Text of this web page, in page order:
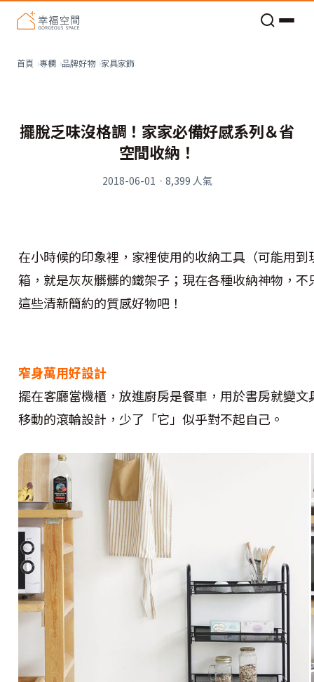
首頁 專欄 品牌好物 家具家飾
擺脫乏味沒格調！家家必備好感系列＆省
空間收納！
2018-06-01 · 8,399 人氣
在小時候的印象裡，家裡使用的收納工具（可能用
箱，就是灰灰髒髒的鐵架子；現在各種收納神物，
這些清新簡約的質感好物吧！
窄身萬用好設計
擺在客廳當機櫃，放進廚房是餐車，用於書房就變
移動的滾輪設計，少了「它」似乎對不起自己。